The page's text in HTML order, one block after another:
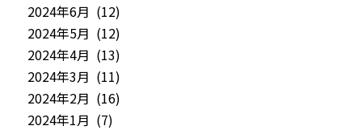
2024年6月 (12)
2024年5月 (12)
2024年4月 (13)
2024年3月 (11)
2024年2月 (16)
2024年1月 (7)